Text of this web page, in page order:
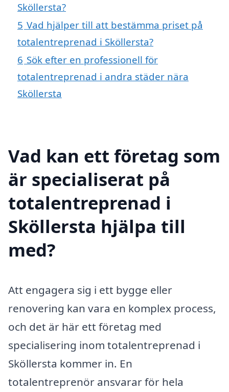
Sköllersta?
5 Vad hjälper till att bestämma priset på
totalentreprenad i Sköllersta?
6 Sök efter en professionell för
totalentreprenad i andra städer nära
Sköllersta
Vad kan ett företag som
är specialiserat på
totalentreprenad i
Sköllersta hjälpa till
med?
Att engagera sig i ett bygge eller
renovering kan vara en komplex process,
och det är här ett företag med
specialisering inom totalentreprenad i
Sköllersta kommer in. En
totalentreprenör ansvarar för hela